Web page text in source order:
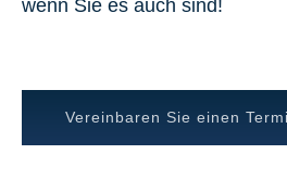
wenn Sie es auch sind!
Vereinbaren Sie einen